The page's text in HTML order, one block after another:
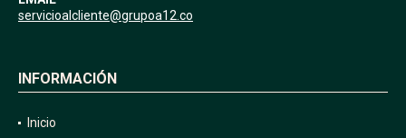
servicioalcliente@grupoa12.co
INFORMACIÓN
Inicio